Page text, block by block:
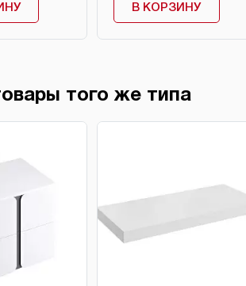
В КОРЗИНУ
того же типа